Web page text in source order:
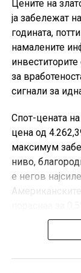
Цените на
ја забележат
годината,
намалените
за
сигнали за
Спот-цената
цена од
максимум
ниво,
е негов
Американските
Позитивното
Исток, откако